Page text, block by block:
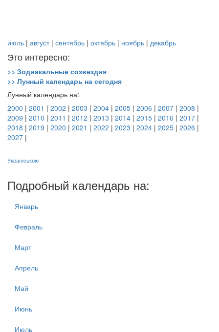
июль | август| сентябрь | октябрь | ноябрь | декабрь
Это интересно:
>> Зодиакальные созвездия
>> Лунный календарь на сегодня
Лунный календарь на:
2000 | 2001 | 2002 | 2003 | 2004 | 2005 | 2006 | 2007 | 2008 |
2009 | 2010 | 2011 | 2012 | 2013 | 2014 | 2015 | 2016 | 2017 |
2018 | 2019 | 2020 | 2021 | 2022 | 2023 | 2024 | 2025 | 2026 |
2027 |
Українською
Подробный календарь на:
Январь
Февраль
Март
Апрель
Май
Июнь
Июль